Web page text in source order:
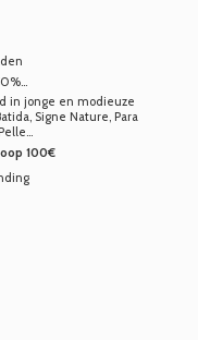
in jonge en modieuze
Signe Nature, Para
100€